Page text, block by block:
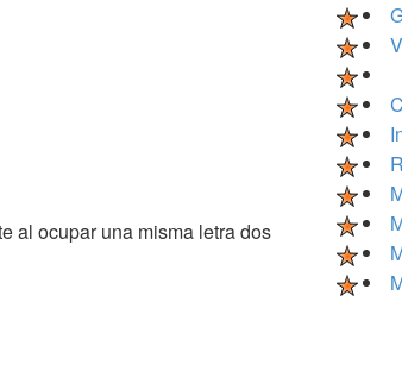
al ocupar una misma letra dos